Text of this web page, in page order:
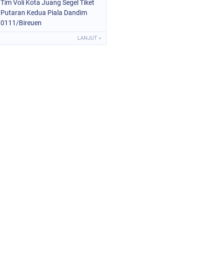
Tim Voli Kota Juang Segel Tiket
Putaran Kedua Piala Dandim
0111/Bireuen
LANJUT »